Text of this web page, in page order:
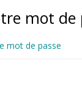
mot de
mot de passe